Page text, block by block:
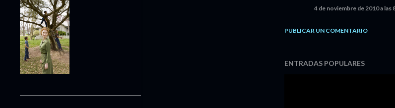
4 de noviembre de 2010 a las
PUBLICAR UN COMENTARIO
ENTRADAS POPULARES